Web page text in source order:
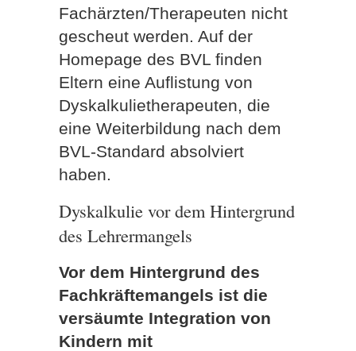
Fachärzten/Therapeuten nicht
gescheut werden. Auf der
Homepage des BVL finden
Eltern eine Auflistung von
Dyskalkulietherapeuten, die
eine Weiterbildung nach dem
BVL-Standard absolviert
haben.
Dyskalkulie vor dem Hintergrund
des Lehrermangels
Vor dem Hintergrund des
Fachkräftemangels ist die
versäumte Integration von
Kindern mit